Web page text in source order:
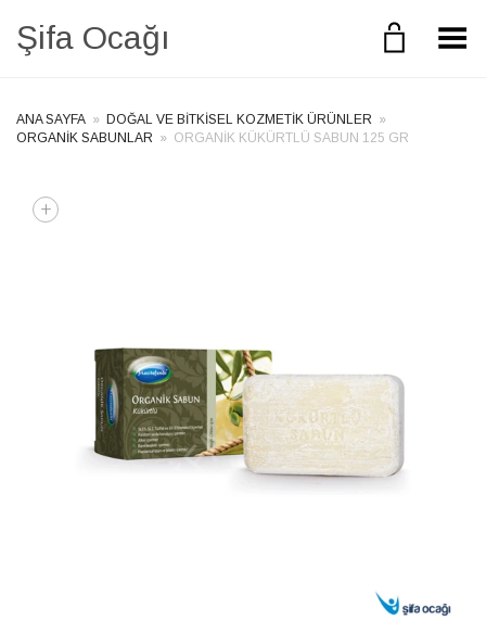
Şifa Ocağı Toggle Menu
ANA SAYFA » DOĞAL VE BITKISEL KOZMETIK ÜRÜNLER »
ORGANIK SABUNLAR » ORGANİK KÜKÜRTLÜ SABUN 125 GR
+